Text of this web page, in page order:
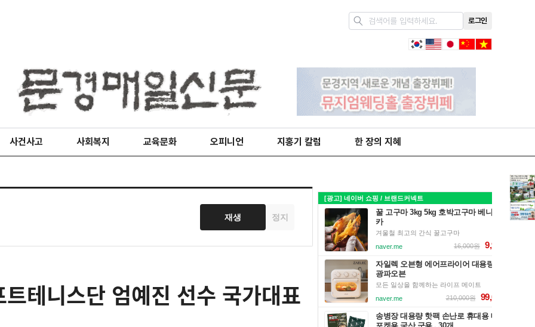
로그인
사건사고 사회복지 교육문화 오피니언 지홍기 칼럼 한 장의 지혜
재생 정지
테니스단 엄예진 선수 국가대표